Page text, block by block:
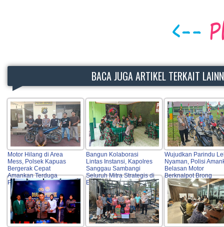
BACA JUGA ARTIKEL TERKAIT
Motor Hilang di Area
Mess, Polsek Kapuas
Bergerak Cepat
Amankan Terduga
Pelaku
Bangun Kolaborasi
Lintas Instansi, Kapolres
Sanggau Sambangi
Seluruh Mitra Strategis di
Entikong
Wujudkan Parindu
Nyaman, Polisi
Belasan Motor
Berknalpot Brong